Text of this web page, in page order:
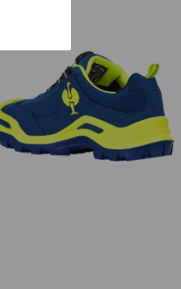
Veiligheidsschoenen e.s. Kastra II
low